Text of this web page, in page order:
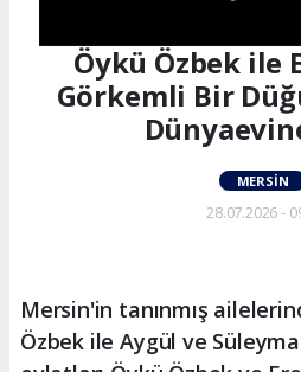
Öykü Özbek ile
Görkemli Bir
MERSIN
28.07.2026 -
Mersin'in tanınmış
Özbek ile Aygül ve